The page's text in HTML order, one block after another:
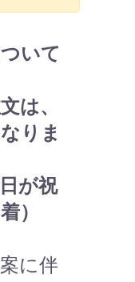
いて
は、
りま
が祝
）
に伴